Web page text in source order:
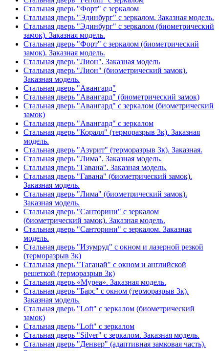
Стальная дверь "Форт" с зеркалом
Стальная дверь "Эдинбург" с зеркалом. Заказная модель.
Стальная дверь "Эдинбург" с зеркалом (биометрический
замок). Заказная модель.
Стальная дверь "Форт" с зеркалом (биометрический
замок). Заказная модель.
Стальная дверь "Лион". Заказная модель
Стальная дверь "Лион" (биометрический замок).
Заказная модель.
Стальная дверь "Авангард"
Стальная дверь "Авангард" (биометрический замок)
Стальная дверь "Авангард" с зеркалом (биометрический
замок)
Стальная дверь "Авангард" с зеркалом
Стальная дверь "Коралл" (терморазрыв 3к). Заказная
модель.
Стальная дверь "Азурит" (терморазрыв 3к). Заказная.
Стальная дверь "Лима". Заказная модель.
Стальная дверь "Гавана". Заказная модель.
Стальная дверь "Гавана" (биометрический замок).
Заказная модель.
Стальная дверь "Лима" (биометрический замок).
Заказная модель.
Стальная дверь "Санторини" с зеркалом
(биометрический замок). Заказная модель.
Стальная дверь "Санторини" с зеркалом. Заказная
модель.
Стальная дверь "Изумруд" с окном и лазерной резкой
(терморазрыв 3к)
Стальная дверь "Таганай" с окном и английской
решеткой (терморазрыв 3к)
Стальная дверь «Муреа». Заказная модель.
Стальная дверь "Барс" с окном (терморазрыв 3к).
Заказная модель.
Стальная дверь "Loft" с зеркалом (биометрический
замок)
Стальная дверь "Loft" с зеркалом
Стальная дверь "Silver" с зеркалом. Заказная модель.
Стальная дверь "Денвер" (адаптивная замковая часть).